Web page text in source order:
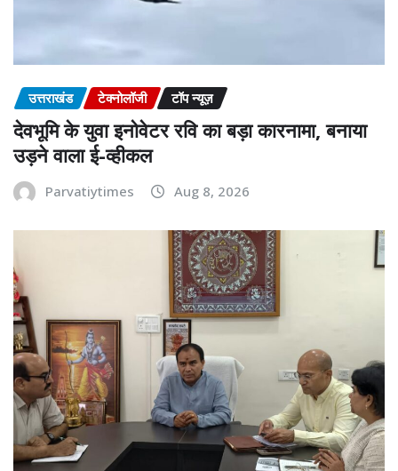
उत्तराखंड टेक्नोलॉजी टॉप न्यूज़
देवभूमि के युवा इनोवेटर रवि का बड़ा कारनामा, बनाया
उड़ने वाला ई-व्हीकल
Parvatiytimes Aug 8, 2026